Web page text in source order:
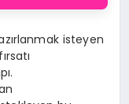
isteyen